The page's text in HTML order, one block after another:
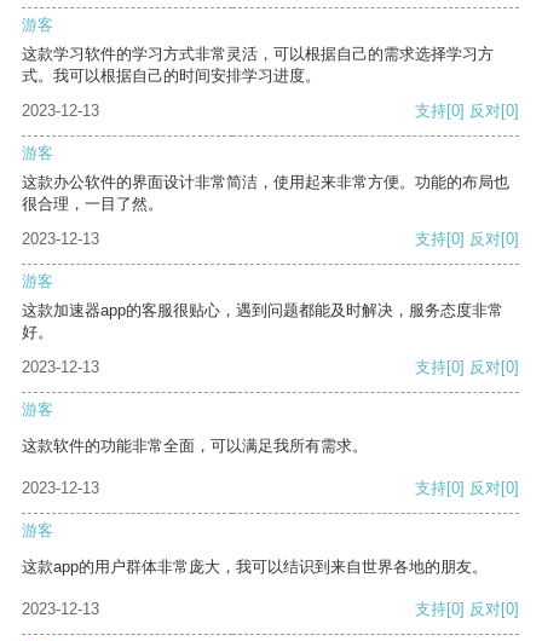
游客
这款学习软件的学习方式非常灵活，可以根据自己的需求选择学习方
式。我可以根据自己的时间安排学习进度。
2023-12-13
支持[0] 反对[0]
游客
这款办公软件的界面设计非常简洁，使用起来非常方便。功能的布局也
很合理，一目了然。
2023-12-13
支持[0] 反对[0]
游客
这款加速器app的客服很贴心，遇到问题都能及时解决，服务态度非常
好。
2023-12-13
支持[0] 反对[0]
游客
这款软件的功能非常全面，可以满足我所有需求。
2023-12-13 支持[0] 反对[0]
游客
这款app的用户群体非常庞大，我可以结识到来自世界各地的朋友。
2023-12-13 支持[0] 反对[0]